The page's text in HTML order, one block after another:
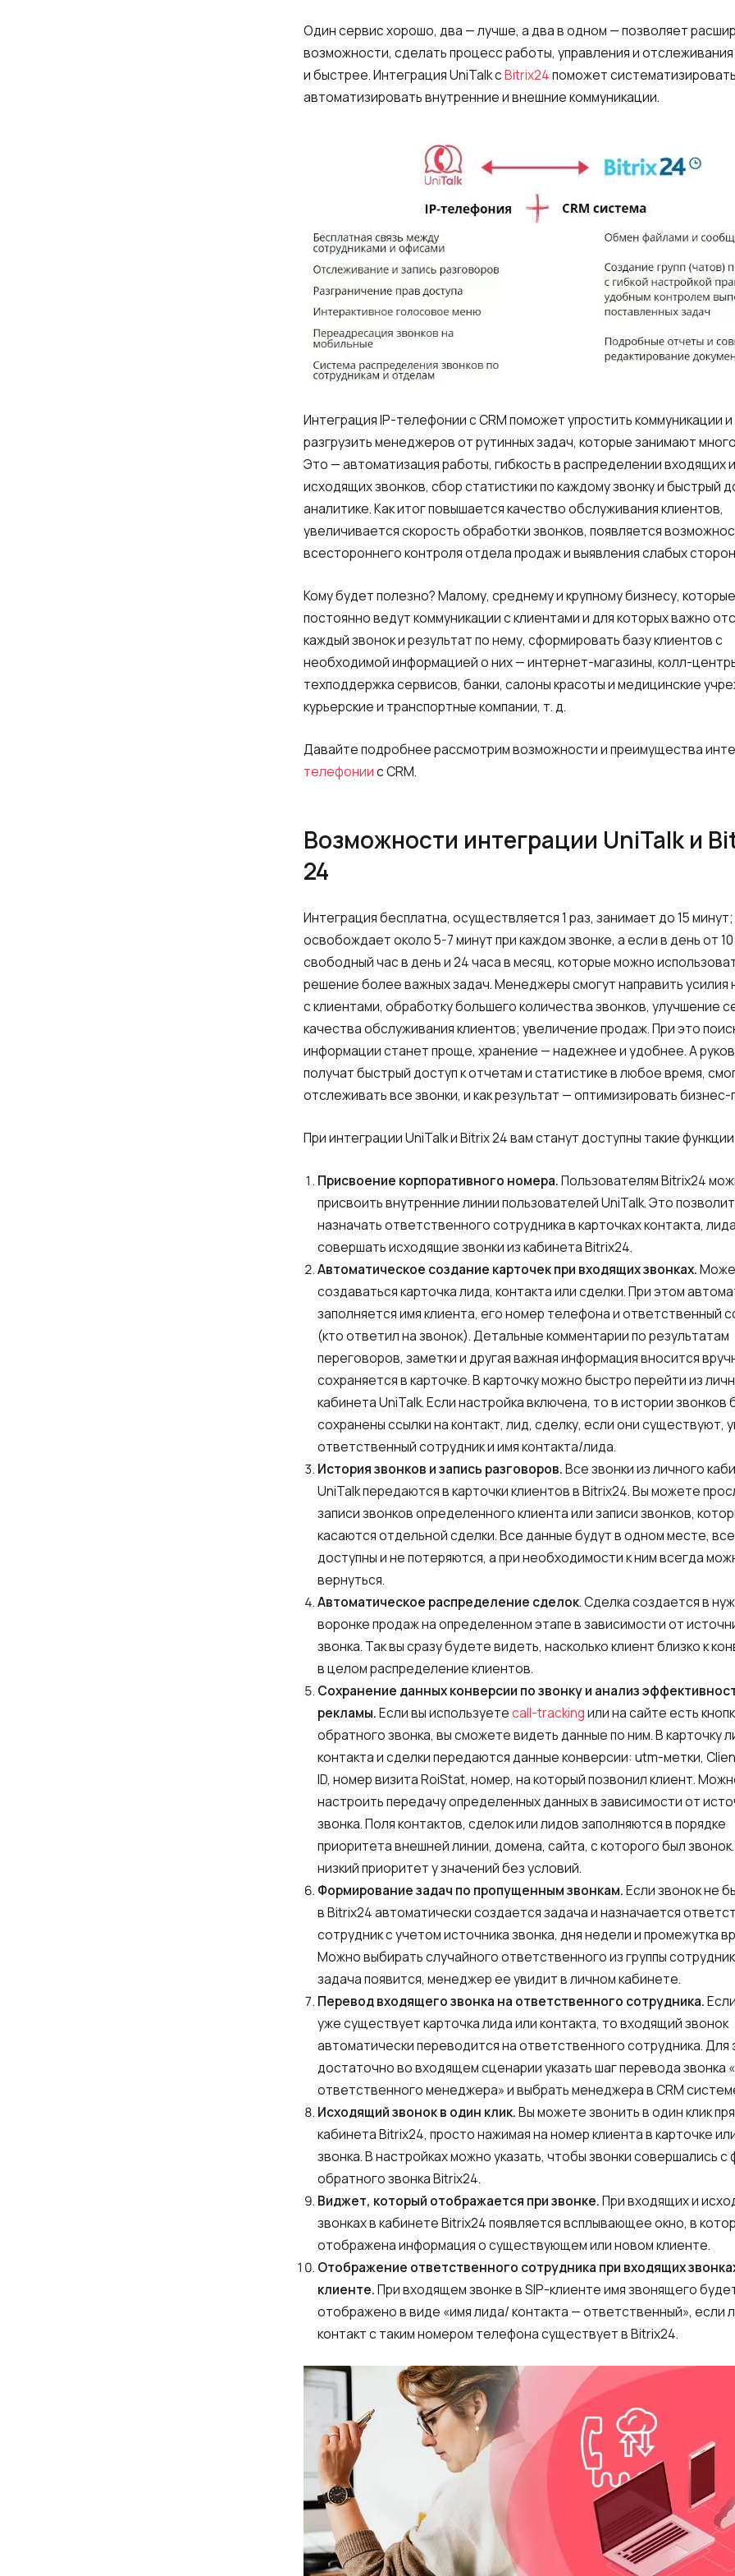
Один сервис хорошо, два — лучше, а два в одном — позволяет
возможности, сделать процесс работы, управления и
и быстрее. Интеграция UniTalk сBitrix24поможет
автоматизировать внутренние и внешние коммуникации.
Интеграция IP-телефонии с CRM поможет упростить коммуникации и
разгрузить менеджеров от рутинных задач, которые занимают
Это — автоматизация работы, гибкость в распределении входящих и
исходящих звонков, сбор статистики по каждому звонку и быстрый
аналитике. Как итог повышается качество обслуживания клиентов,
увеличивается скорость обработки звонков, появляется
всестороннего контроля отдела продаж и выявления слабых
Кому будет полезно? Малому, среднему и крупному бизнесу, которые
постоянно ведут коммуникации с клиентами и для которых важно
каждый звонок и результат по нему, сформировать базу клиентов с
необходимой информацией о них — интернет-магазины, колл-
техподдержка сервисов, банки, салоны красоты и медицинские
курьерские и транспортные компании, т. д.
Давайте подробнее рассмотрим возможности и преимущества
телефониис CRM.
Возможности интеграции UniTalk и
24
Интеграция бесплатна, осуществляется 1 раз, занимает до 15 минут;
освобождает около 5-7 минут при каждом звонке, а если в день от
свободный час в день и 24 часа в месяц, которые можно
решение более важных задач. Менеджеры смогут направить усилия
с клиентами, обработку большего количества звонков, улучшение
качества обслуживания клиентов; увеличение продаж. При это
информации станет проще, хранение — надежнее и удобнее. А
получат быстрый доступ к отчетам и статистике в любое время,
отслеживать все звонки, и как результат — оптимизировать
При интеграции UniTalk и Bitrix 24 вам станут доступны такие
Присвоение корпоративного номера.Пользователям Bitrix24
присвоить внутренние линии пользователей UniTalk. Это позволит
назначать ответственного сотрудника в карточках контакта,
совершать исходящие звонки из кабинета Bitrix24.
Автоматическое создание карточекпри входящих звонках.
создаваться карточка лида, контакта или сделки. При этом
заполняется имя клиента, его номер телефона и ответственный
(кто ответил на звонок). Детальные комментарии по результатам
переговоров, заметки и другая важная информация вносится
сохраняется в карточке. В карточку можно быстро перейти из
кабинета UniTalk. Если настройка включена, то в истории звонков
сохранены ссылки на контакт, лид, сделку, если они существуют,
ответственный сотрудник и имя контакта/лида.
История звонков и запись разговоров.Все звонки из личного
UniTalk передаются в карточки клиентов в Bitrix24. Вы можете
записи звонков определенного клиента или записи звонков,
касаются отдельной сделки. Все данные будут в одном месте,
доступны и не потеряются, а при необходимости к ним всегда
вернуться.
Автоматическое распределение сделок. Сделка создается в
воронке продаж на определенном этапе в зависимости от
звонка. Так вы сразу будете видеть, насколько клиент близко к
в целом распределение клиентов.
Сохранение данных конверсии по звонку и анализ
рекламы.Если вы используетеcall-trackingили на сайте есть
обратного звонка, вы сможете видеть данные по ним. В карточку
контакта и сделки передаются данные конверсии: utm-метки,
ID, номер визита RoiStat, номер, на который позвонил клиент.
настроить передачу определенных данных в зависимости от
звонка. Поля контактов, сделок или лидов заполняются в порядке
приоритета внешней линии, домена, сайта, с которого был
низкий приоритет у значений без условий.
Формирование задач по пропущенным звонкам.Если звонок не
в Bitrix24 автоматически создается задача и назначается
сотрудник с учетом источника звонка, дня недели и промежутка
Можно выбирать случайного ответственного из группы
задача появится, менеджер ее увидит в личном кабинете.
Перевод входящего звонка на ответственного сотрудника.
уже существует карточка лида или контакта, то входящий звонок
автоматически переводится на ответственного сотрудника. Для
достаточно во входящем сценарии указать шаг перевода звонка
ответственного менеджера» и выбрать менеджера в CRM
Исходящий звонок в один клик.Вы можете звонить в один клик
кабинета Bitrix24, просто нажимая на номер клиента в карточке
звонка. В настройках можно указать, чтобы звонки совершались с
обратного звонка Bitrix24.
Виджет, который отображается при звонке.При входящих и
звонках в кабинете Bitrix24 появляется всплывающее окно, в
отображена информация о существующем или новом клиенте.
Отображение ответственного сотрудника при входящих
клиенте.При входящем звонке в SIP-клиенте имя звонящего
отображено в виде «имя лида/ контакта — ответственный», если
контакт с таким номером телефона существует в Bitrix24.
Написать партнеру
Номер телефона
+1
E-mail
Заказать звонок
Ваше имя
Ваш номер телефона
+1
Заказать интеграцию
Ваше имя
Ваш номер телефона
+1
Заказать Тест Драйв
Ваше имя
Ваш номер телефона
+1
Нужна
помощь
с выбором?
Бесплатная консультация
Ваше имя
+1